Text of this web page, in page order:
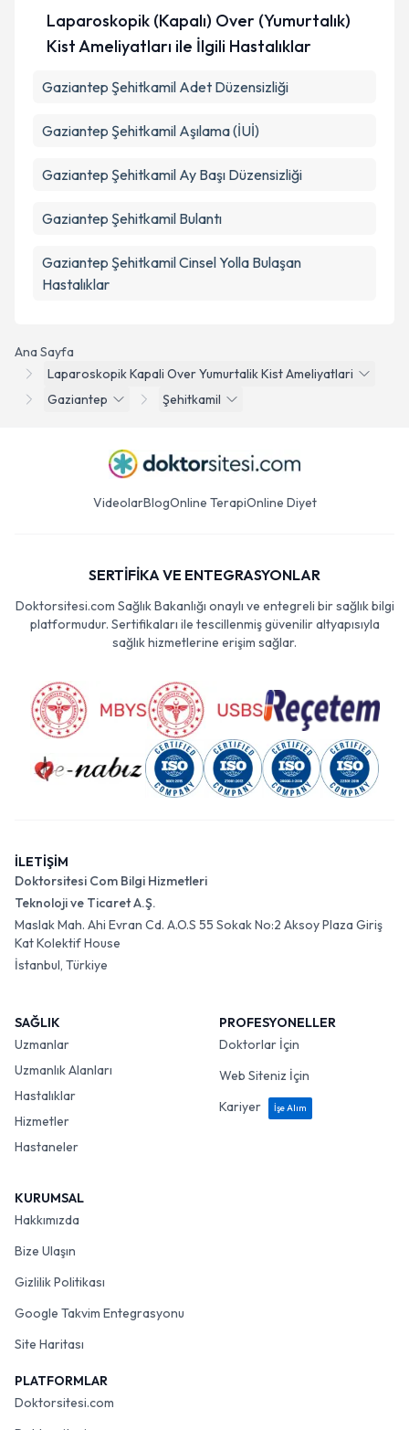
Ana Sayfa
Laparoskopik Kapali Over Yumurtalik Kist Ameliyatlari
Gaziantep
Şehitkamil
Laparoskopik (Kapalı) Over (Yumurtalık)
Kist Ameliyatları ile İlgili Hastalıklar
Gaziantep Şehitkamil Adet Düzensizliği
Gaziantep Şehitkamil Aşılama (İUİ)
Gaziantep Şehitkamil Ay Başı Düzensizliği
Gaziantep Şehitkamil Bulantı
Gaziantep Şehitkamil Cinsel Yolla Bulaşan
Hastalıklar
VideolarBlogOnline TerapiOnline Diyet
SERTİFİKA VE ENTEGRASYONLAR
Doktorsitesi.com Sağlık Bakanlığı onaylı ve entegreli bir sağlık bilgi
platformudur. Sertifikaları ile tescillenmiş güvenilir altyapısıyla
sağlık hizmetlerine erişim sağlar.
İLETİŞİM
Doktorsitesi Com Bilgi Hizmetleri
Teknoloji ve Ticaret A.Ş.
Maslak Mah. Ahi Evran Cd. A.O.S 55 Sokak No:2 Aksoy Plaza Giriş
Kat Kolektif House
İstanbul, Türkiye
SAĞLIK
Uzmanlar
Uzmanlık Alanları
Hastalıklar
Hizmetler
Hastaneler
PROFESYONELLER
Doktorlar İçin
Web Siteniz İçin
Kariyer
İşe Alım
KURUMSAL
Hakkımızda
Bize Ulaşın
Gizlilik Politikası
Google Takvim Entegrasyonu
Site Haritası
PLATFORMLAR
Doktorsitesi.com